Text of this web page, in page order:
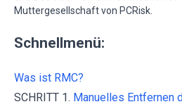
Muttergesellschaft von PCRisk.
Schnellmenü:
Was ist RMC?
SCHRITT 1. Manuelles Entfernen